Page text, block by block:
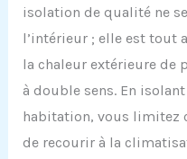
isolation de qualité ne
l’intérieur ; elle est tout
la chaleur extérieure de
à double sens. En
habitation, vous limitez
de recourir à la